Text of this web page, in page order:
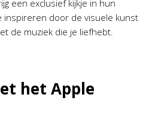
een exclusief kijkje in hun
inspireren door de visuele kunst
de muziek die je liefhebt.
het Apple